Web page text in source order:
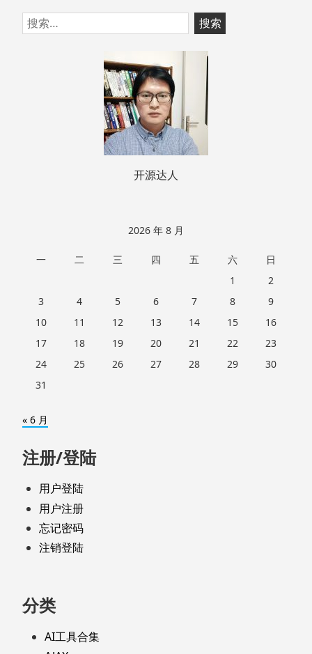
跳
至
搜
索：
开源达人
2026 年 8 月
一 二 三 四 五 六
日
1
2
3
4 5 6 7 8
9
10
11 12 13 14 15
16
17
18 19 20 21 22
23
24
25 26 27 28 29
30
31
« 6 月
注册/登陆
用户登陆
用户注册
忘记密码
注销登陆
分类
AI工具合集